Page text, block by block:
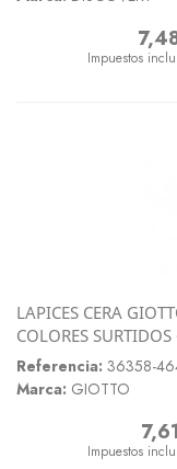
Impuestos
LAPICES CERA
COLORES
Referencia: 36358-
Marca: GIOTTO
Impuestos